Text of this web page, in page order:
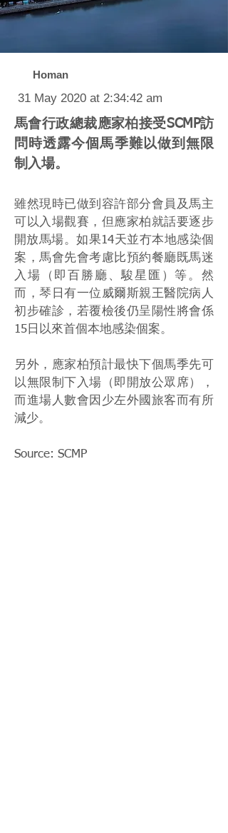
Homan
31 May 2020 at 2:34:42 am
馬會行政總裁應家柏接受SCMP訪
問時透露今個馬季難以做到無限
制入場。
雖然現時已做到容許部分會員及馬主
可以入場觀賽，但應家柏就話要逐步
開放馬場。如果14天並冇本地感染個
案，馬會先會考慮比預約餐廳既馬迷
入場（即百勝廳、駿星匯）等。然
而，琴日有一位威爾斯親王醫院病人
初步確診，若覆檢後仍呈陽性將會係
15日以來首個本地感染個案。
另外，應家柏預計最快下個馬季先可
以無限制下入場（即開放公眾席），
而進場人數會因少左外國旅客而有所
減少。
Source: SCMP